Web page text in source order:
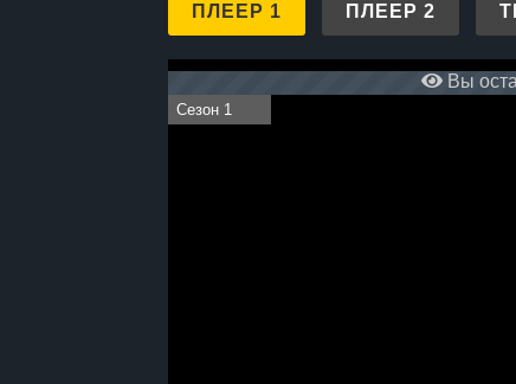
ПЛЕЕР 1 ПЛЕЕР 2
Вы
Сезон 1